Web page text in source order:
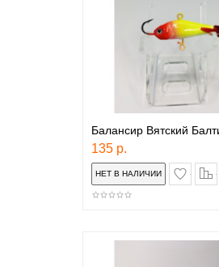
Балансир Вятский
135 р.
в